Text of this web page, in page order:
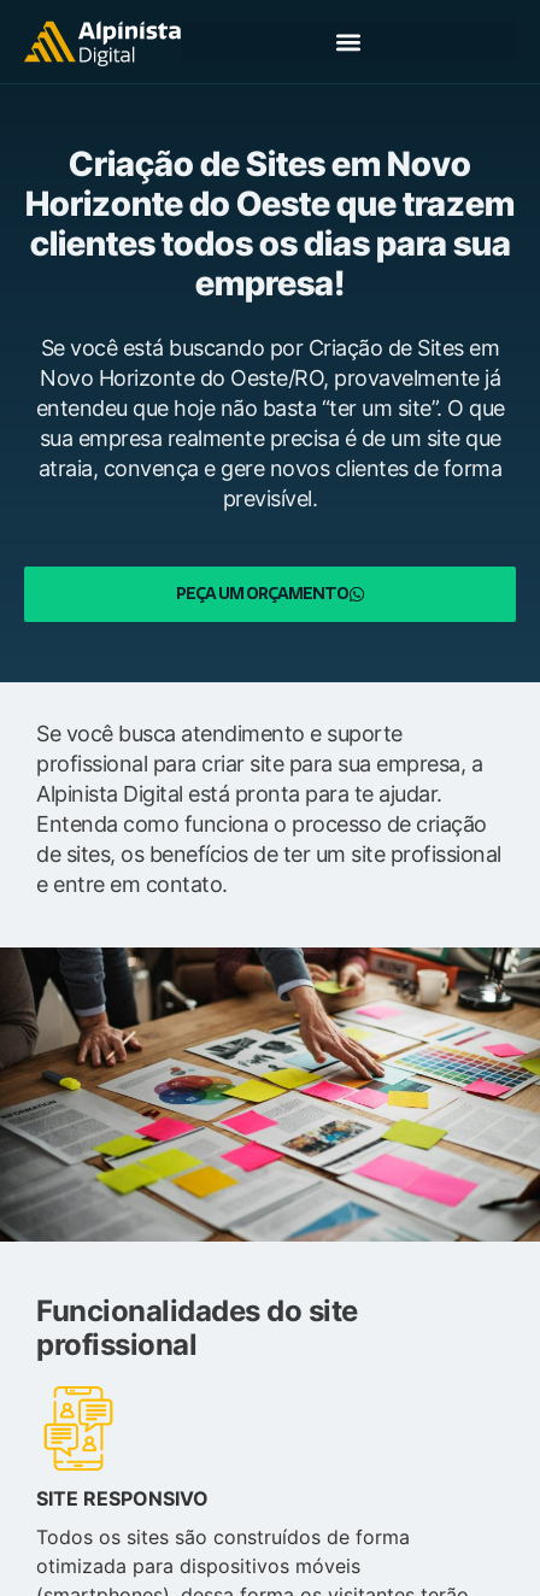
Criação de Sites em Novo
Horizonte do Oeste que trazem
clientes todos os dias para sua
empresa!
Se você está buscando por Criação de Sites em
Novo Horizonte do Oeste/RO, provavelmente já
entendeu que hoje não basta “ter um site”. O que
sua empresa realmente precisa é de um site que
atraia, convença e gere novos clientes de forma
previsível.
PEÇA UM ORÇAMENTO
Se você busca atendimento e suporte
profissional para criar site para sua empresa, a
Alpinista Digital está pronta para te ajudar.
Entenda como funciona o processo de criação
de sites, os benefícios de ter um site profissional
e entre em contato.
Funcionalidades do site
profissional
SITE RESPONSIVO
Todos os sites são construídos de forma
otimizada para dispositivos móveis